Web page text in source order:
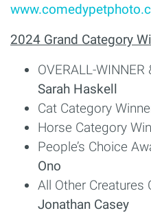
2024 Grand Category
OVERALL-
Sarah Haskell
Cat Category
Horse Category
People’s Choice
Ono
All Other Creatures
Jonathan Casey